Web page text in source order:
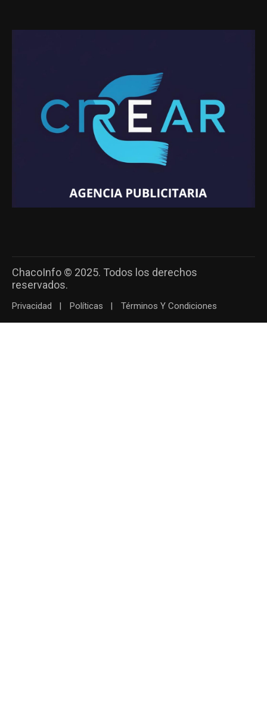
ChacoInfo © 2025. Todos los derechos
reservados.
Privacidad Políticas Términos Y Condiciones